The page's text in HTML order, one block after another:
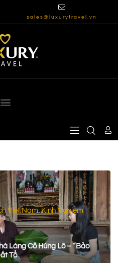
sales@luxurytravel.vn
Việt Nam,Kinh Nghiem
Làng Cổ Hùng Lô – “Bảo
Tổ